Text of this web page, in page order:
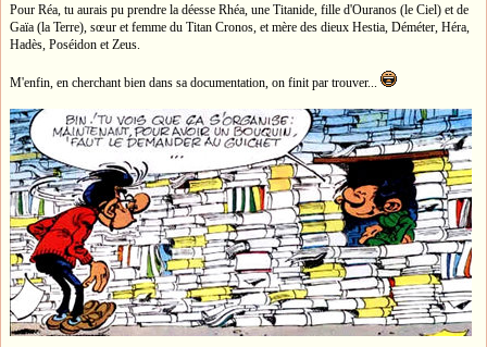
Pour Réa, tu aurais pu prendre la déesse Rhéa, une Titanide, fille d'Ouranos (le Ciel) et de
Gaïa (la Terre), sœur et femme du Titan Cronos, et mère des dieux Hestia, Déméter, Héra,
Hadès, Poséidon et Zeus.
M'enfin, en cherchant bien dans sa documentation, on finit par trouver...